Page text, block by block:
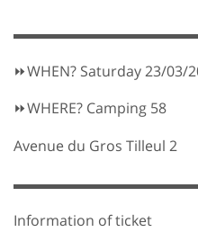
⏩WHEN? Saturday 23/03/
⏩WHERE? Camping 58
Avenue du Gros Tilleul 2
Information of ticket